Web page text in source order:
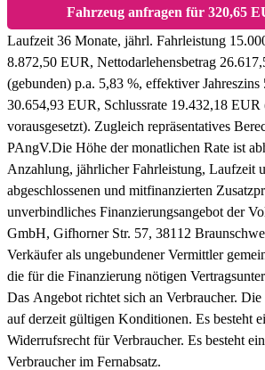
Fahrzeug anfragen für 320,65
Laufzeit 36 Monate, jährl. Fahrleistung
8.872,50 EUR, Nettodarlehensbetrag
(gebunden) p.a. 5,83 %, effektiver Jahreszins
30.654,93 EUR, Schlussrate 19.432,18 EUR
vorausgesetzt). Zugleich repräsentatives
PAngV.Die Höhe der monatlichen Rate ist
Anzahlung, jährlicher Fahrleistung, Laufzeit
abgeschlossenen und mitfinanzierten
unverbindliches Finanzierungsangebot der
GmbH, Gifhorner Str. 57, 38112
Verkäufer als ungebundener Vermittler
die für die Finanzierung nötigen
Das Angebot richtet sich an Verbraucher.
auf derzeit gültigen Konditionen. Es besteht
Widerrufsrecht für Verbraucher. Es besteht
Verbraucher im Fernabsatz.